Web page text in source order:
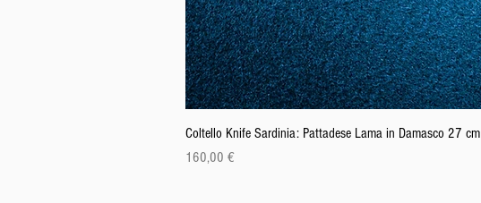
Coltello Knife Sardinia: Pattadese Lama in Damasco 27 cm
Preis
160,00 €